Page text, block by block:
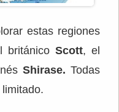
estas regiones
británicoScott, el
Shirase. Todas